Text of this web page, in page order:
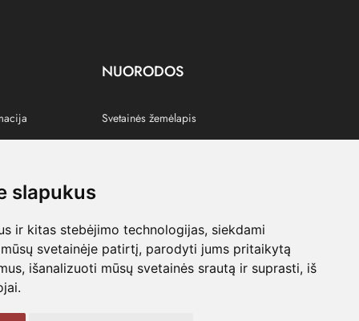
slapukus
ir kitas stebėjimo technologijas, siekdami
svetainėje patirtį, parodyti jums pritaikytą
išanalizuoti mūsų svetainės srautą ir suprasti, iš
NUORODOS
Svetainės žemėlapis